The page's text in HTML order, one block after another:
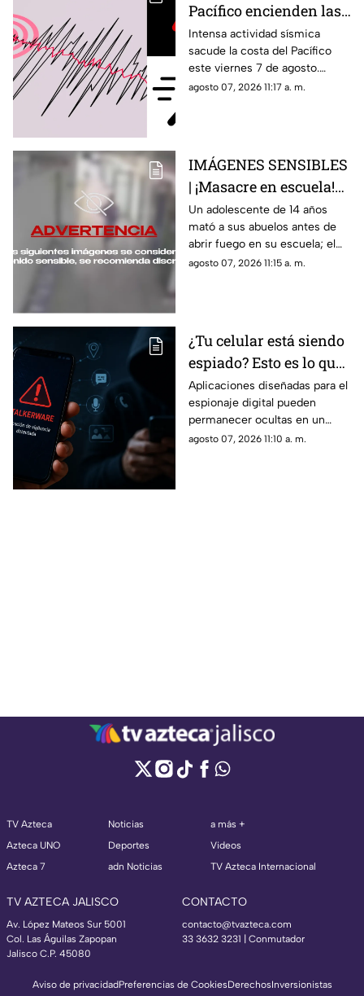
Pacífico encienden las
alarmas este 7 de
agosto: ¿Se sintieron en
Jalisco?
Intensa actividad sísmica
sacude la costa del Pacífico
este viernes 7 de agosto.
Conoce los estados con mayor
agosto 07, 2026 11:17 a. m.
IMÁGENES SENSIBLES
| ¡Masacre en escuela!
Alumno de 14 años
mata a sus abuelos y a
cinco profesores
Un adolescente de 14 años
mató a sus abuelos antes de
abrir fuego en su escuela; el
ataque dejó ocho muertos y 23
agosto 07, 2026 11:15 a. m.
¿Tu celular está siendo
espiado? Esto es lo que
debes saber sobre el
stalkerware
Aplicaciones diseñadas para el
espionaje digital pueden
permanecer ocultas en un
teléfono durante largos
agosto 07, 2026 11:10 a. m.
TV Azteca
Azteca UNO
Azteca 7
Noticias
Deportes
adn Noticias
a más +
Videos
TV Azteca Internacional
TV AZTECA JALISCO
Av. López Mateos Sur 5001
Col. Las Águilas Zapopan
Jalisco C.P. 45080
CONTACTO
contacto@tvazteca.com
33 3632 3231 | Conmutador
Aviso de privacidadPreferencias de CookiesDerechosInversionistas